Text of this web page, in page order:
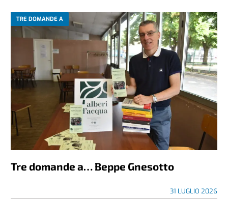
TRE DOMANDE A
Tre domande a… Beppe Gnesotto
31 LUGLIO 2026